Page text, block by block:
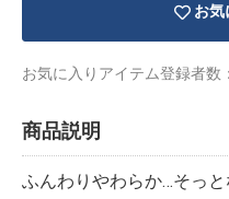
お気
お気に入りアイテム登録者数：
商品説明
ふんわりやわらか…そっと
イラストレ
アダルトグ